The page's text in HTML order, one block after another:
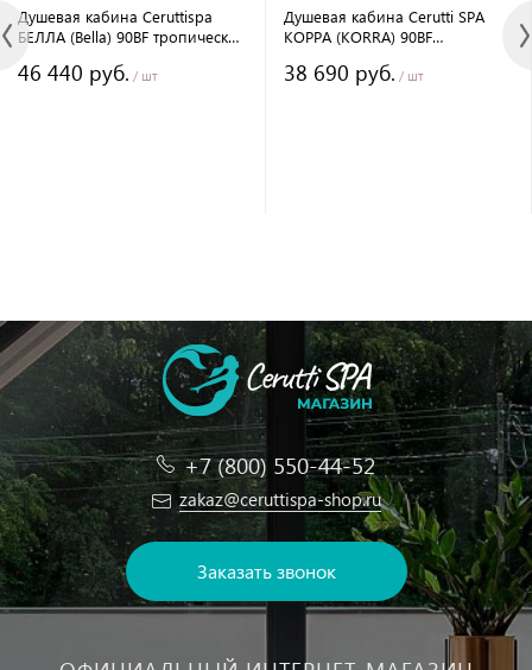
Душевая кабина Ceruttispa
БЕЛЛА (Bella) 90BF тропический
матовое стекло
46 440 руб. / шт
Душевая кабина Cerutti SPA
КОРРА (KORRA) 90BF
крыши, матовое стекло,
38 690 руб. / шт
+7 (800) 550-44-52
zakaz@ceruttispa-shop.ru
Заказать звонок